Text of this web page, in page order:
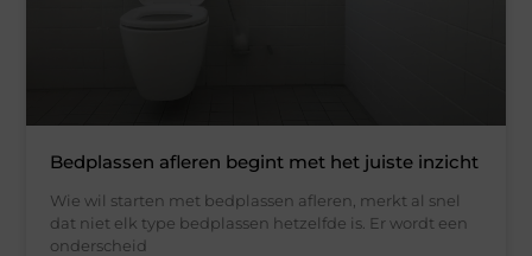
Bedplassen afleren begint met het juiste inzicht
Wie wil starten met bedplassen afleren, merkt al snel
dat niet elk type bedplassen hetzelfde is. Er wordt een
onderscheid